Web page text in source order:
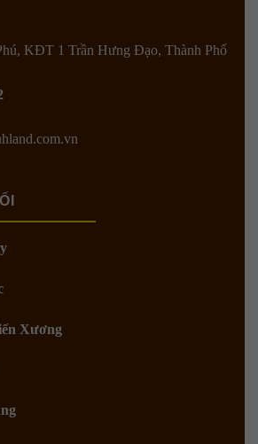
KĐT 1 Trần Hưng Đạo, Thành Phố
Xương